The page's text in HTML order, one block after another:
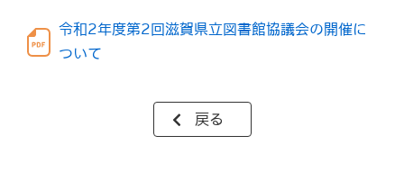
令和2年度第2回滋賀県立図書館協議会の開催に
ついて
戻る